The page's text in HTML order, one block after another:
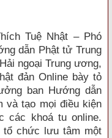
Tuệ Nhật – Phó
dẫn Phật tử Trung
ngoại Trung ương,
đản Online bày tỏ
ban Hướng dẫn
và tạo mọi điều kiện
các khoá tu online.
chức lưu tâm một